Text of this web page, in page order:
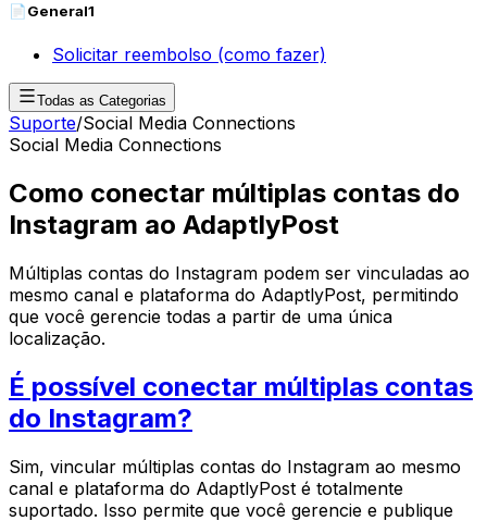
📄General1
Solicitar reembolso (como fazer)
Todas as Categorias
Suporte/Social Media Connections
Social Media Connections
Como conectar múltiplas contas do
Instagram ao AdaptlyPost
Múltiplas contas do Instagram podem ser vinculadas ao
mesmo canal e plataforma do AdaptlyPost, permitindo
que você gerencie todas a partir de uma única
localização.
É possível conectar múltiplas contas
do Instagram?
Sim, vincular múltiplas contas do Instagram ao mesmo
canal e plataforma do AdaptlyPost é totalmente
suportado. Isso permite que você gerencie e publique